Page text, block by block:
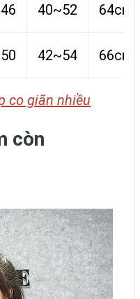
40~52 64cm
42~54 66cm
co giãn nhiều
còn